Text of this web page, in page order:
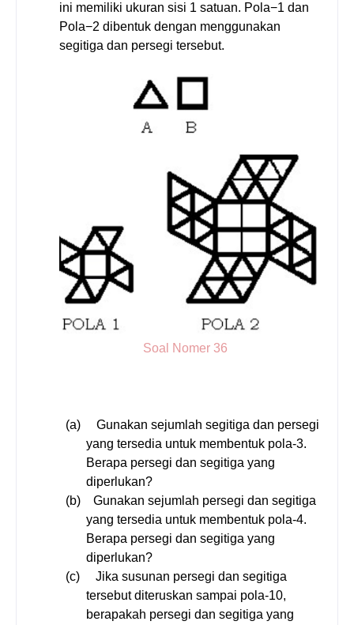
ini memiliki ukuran sisi 1 satuan. Pola−1 dan
Pola−2 dibentuk dengan menggunakan
segitiga dan persegi tersebut.
Soal Nomer 36
(a)
Gunakan sejumlah segitiga dan persegi
yang tersedia untuk membentuk pola-3.
Berapa persegi dan segitiga yang
diperlukan?
(b)
Gunakan sejumlah persegi dan segitiga
yang tersedia untuk membentuk pola-4.
Berapa persegi dan segitiga yang
diperlukan?
(c)
Jika susunan persegi dan segitiga
tersebut diteruskan sampai pola-10,
berapakah persegi dan segitiga yang